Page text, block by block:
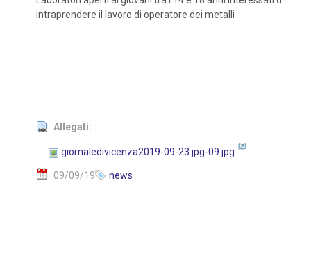
intraprendere il lavoro di operatore dei metalli
Allegati:
giornaledivicenza2019-09-23.jpg-09.jpg
09/09/19 news